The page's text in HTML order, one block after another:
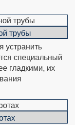
трубы
устранить
специальный
гладкими, их